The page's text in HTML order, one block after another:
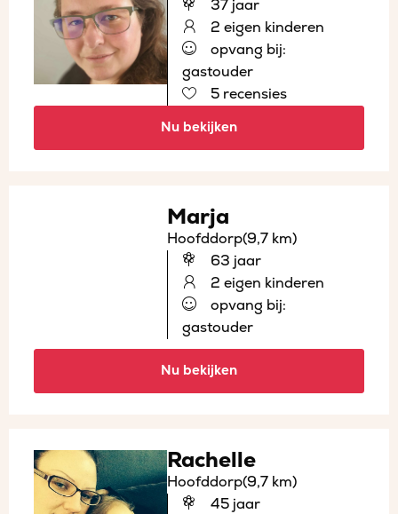
37 jaar
2 eigen kinderen
opvang bij:
gastouder
5 recensies
Nu bekijken
Marja
Hoofddorp(9,7 km)
63 jaar
2 eigen kinderen
opvang bij:
gastouder
Nu bekijken
Rachelle
Hoofddorp(9,7 km)
45 jaar